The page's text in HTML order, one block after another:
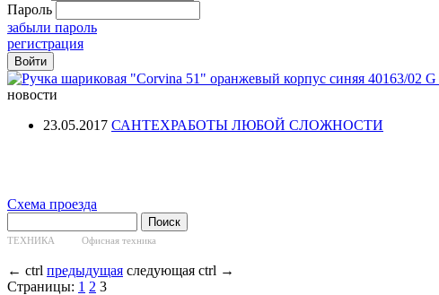
Пароль
забыли пароль
регистрация
новости
23.05.2017 САНТЕХРАБОТЫ ЛЮБОЙ СЛОЖНОСТИ
Схема проезда
ТЕХНИКА Офисная техника
← ctrl предыдущая следующая ctrl →
Страницы: 1 2 3